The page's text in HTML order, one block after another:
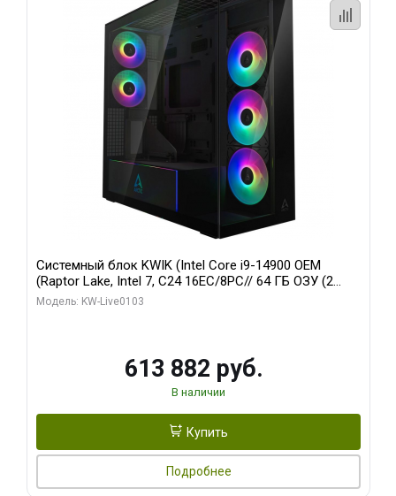
Системный блок KWIK (Intel Core i9-14900 OEM
(Raptor Lake, Intel 7, C24 16EC/8PC// 64 ГБ ОЗУ (2
модуля)/ Afox RTX4090 24GB GDDR6X 384-Bit 3xDP
Модель: KW-Live0103
613 882 руб.
В наличии
Купить
Подробнее